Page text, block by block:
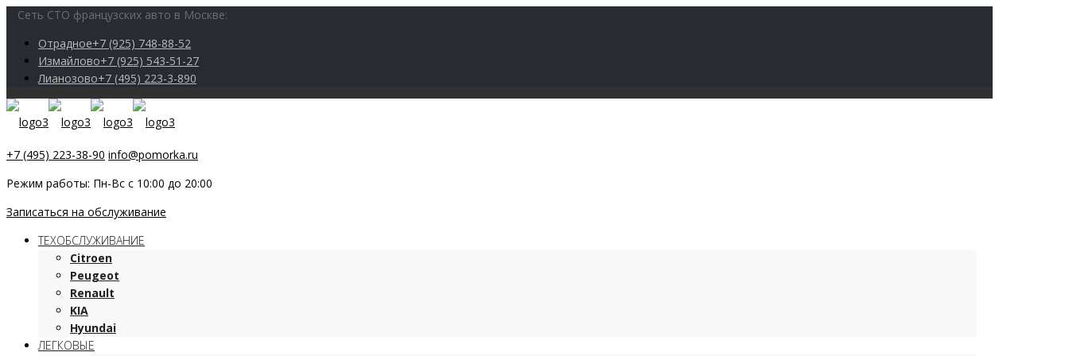
Сеть СТО французских авто в Москве:
Отрадное+7 (925) 748-88-52
Измайлово+7 (925) 543-51-27
Лианозово+7 (495) 223-3-890
+7 (495) 223-38-90 info@pomorka.ru
Режим работы: Пн-Вс с 10:00 до 20:00
Записаться на обслуживание
ТЕХОБСЛУЖИВАНИЕ
Citroen
Peugeot
Renault
KIA
Hyundai
ЛЕГКОВЫЕ